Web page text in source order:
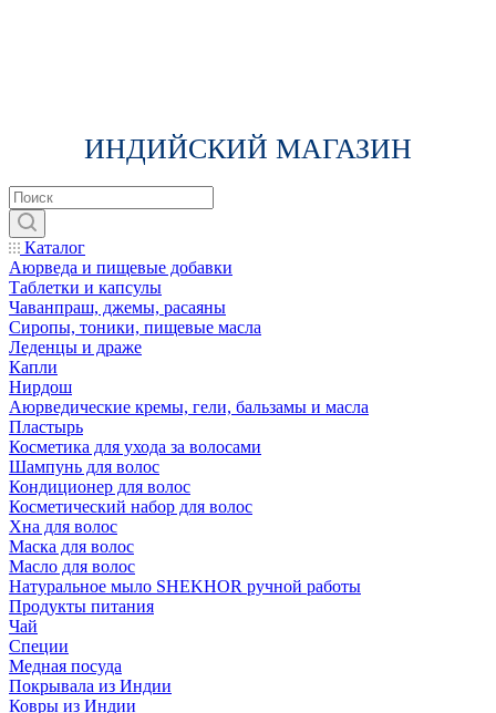
ИНДИЙСКИЙ МАГАЗИН
Каталог
Аюрведа и пищевые добавки
Таблетки и капсулы
Чаванпраш, джемы, расаяны
Сиропы, тоники, пищевые масла
Леденцы и драже
Капли
Нирдош
Аюрведические кремы, гели, бальзамы и масла
Пластырь
Косметика для ухода за волосами
Шампунь для волос
Кондиционер для волос
Косметический набор для волос
Хна для волос
Маска для волос
Масло для волос
Натуральное мыло SHEKHOR ручной работы
Продукты питания
Чай
Специи
Медная посуда
Покрывала из Индии
Ковры из Индии